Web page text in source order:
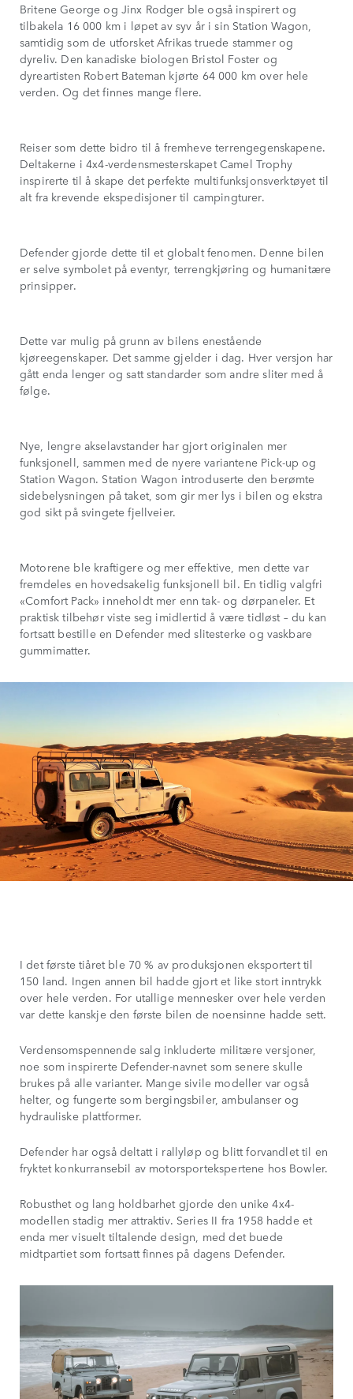
Britene George og Jinx Rodger ble også inspirert og
tilbakela 16 000 km i løpet av syv år i sin Station Wagon,
samtidig som de utforsket Afrikas truede stammer og
dyreliv. Den kanadiske biologen Bristol Foster og
dyreartisten Robert Bateman kjørte 64 000 km over hele
verden. Og det finnes mange flere.
Reiser som dette bidro til å fremheve terrengegenskapene.
Deltakerne i 4x4-verdensmesterskapet Camel Trophy
inspirerte til å skape det perfekte multifunksjonsverktøyet til
alt fra krevende ekspedisjoner til campingturer.
Defender gjorde dette til et globalt fenomen. Denne bilen
er selve symbolet på eventyr, terrengkjøring og humanitære
prinsipper.
Dette var mulig på grunn av bilens enestående
kjøreegenskaper. Det samme gjelder i dag. Hver versjon har
gått enda lenger og satt standarder som andre sliter med å
følge.
Nye, lengre akselavstander har gjort originalen mer
funksjonell, sammen med de nyere variantene Pick-up og
Station Wagon. Station Wagon introduserte den berømte
sidebelysningen på taket, som gir mer lys i bilen og ekstra
god sikt på svingete fjellveier.
Motorene ble kraftigere og mer effektive, men dette var
fremdeles en hovedsakelig funksjonell bil. En tidlig valgfri
«Comfort Pack» inneholdt mer enn tak- og dørpaneler. Et
praktisk tilbehør viste seg imidlertid å være tidløst – du kan
fortsatt bestille en Defender med slitesterke og vaskbare
gummimatter.
I det første tiåret ble 70 % av produksjonen eksportert til
150 land. Ingen annen bil hadde gjort et like stort inntrykk
over hele verden. For utallige mennesker over hele verden
var dette kanskje den første bilen de noensinne hadde sett.
Verdensomspennende salg inkluderte militære versjoner,
noe som inspirerte Defender-navnet som senere skulle
brukes på alle varianter. Mange sivile modeller var også
helter, og fungerte som bergingsbiler, ambulanser og
hydrauliske plattformer.
Defender har også deltatt i rallyløp og blitt forvandlet til en
fryktet konkurransebil av motorsportekspertene hos Bowler.
Robusthet og lang holdbarhet gjorde den unike 4x4-
modellen stadig mer attraktiv. Series II fra 1958 hadde et
enda mer visuelt tiltalende design, med det buede
midtpartiet som fortsatt finnes på dagens Defender.